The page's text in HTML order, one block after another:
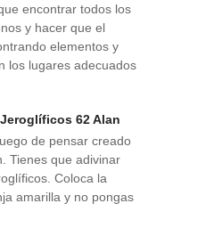
encontrar todos los
y hacer que el
elementos y
los lugares adecuados
62 Alan
de pensar creado
Tienes que adivinar
Coloca la
amarilla y no pongas